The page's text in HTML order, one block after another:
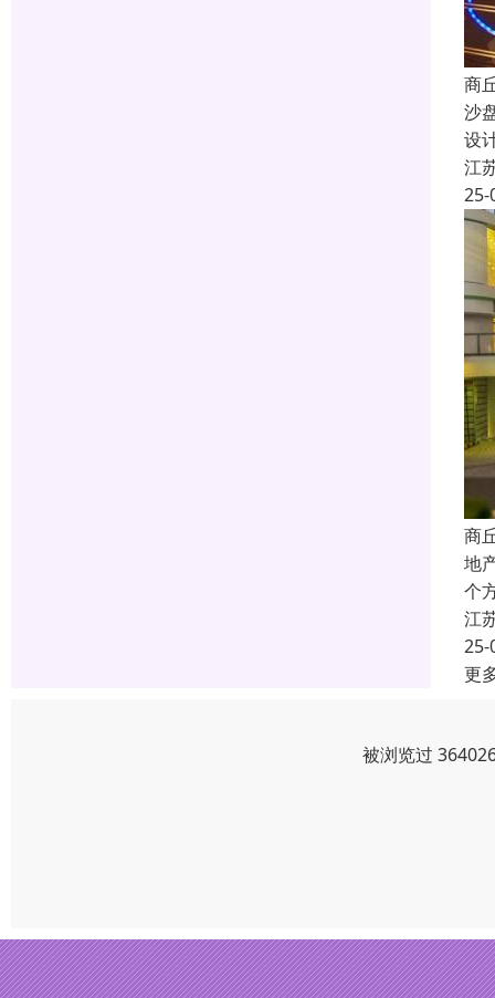
商
沙
设
江
25-
商
地
个
江
25-
更
被浏览过